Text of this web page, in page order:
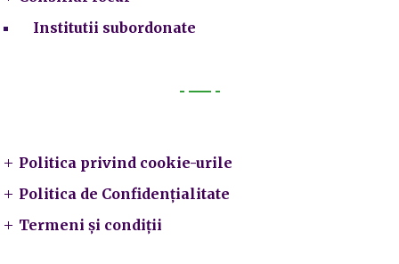
Institutii subordonate
Politica privind cookie-urile
Politica de Confidențialitate
Termeni și condiții